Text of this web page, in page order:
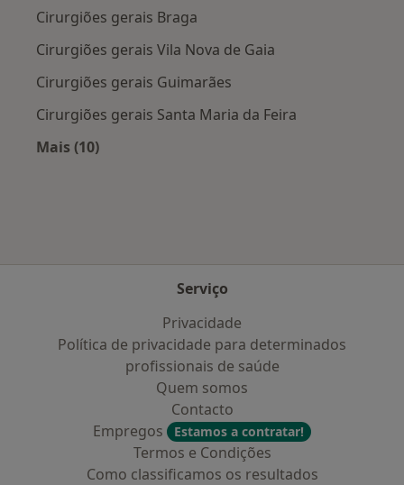
Cirurgiões gerais Braga
Cirurgiões gerais Vila Nova de Gaia
Cirurgiões gerais Guimarães
Cirurgiões gerais Santa Maria da Feira
Mais (10)
Serviço
Privacidade
Política de privacidade para determinados
profissionais de saúde
Quem somos
Contacto
Empregos
Estamos a contratar!
Termos e Condições
Como classificamos os resultados